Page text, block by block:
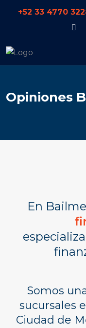
+52 33 4770
Opiniones
En
Somos
sucursales
Ciudad de